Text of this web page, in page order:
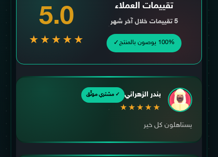
تقييمات العملاء
5 تقييمات خلال آخر شهر
100% يوصون بالمنتج ✓
5.0
★★★★★
بندر الزهراني ✓ مشتري موثّق
★★★★★
يستاهلون كل خير